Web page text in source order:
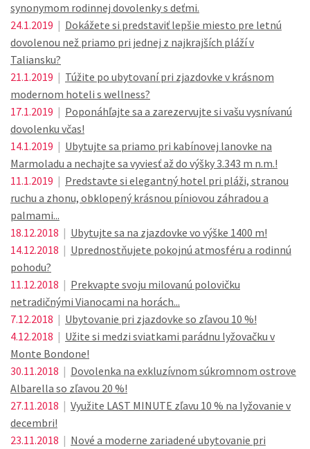
synonymom rodinnej dovolenky s deťmi.
24.1.2019 | Dokážete si predstaviť lepšie miesto pre letnú
dovolenou než priamo pri jednej z najkrajších pláží v
Taliansku?
21.1.2019 | Túžite po ubytovaní pri zjazdovke v krásnom
modernom hoteli s wellness?
17.1.2019 | Poponáhľajte sa a zarezervujte si vašu vysnívanú
dovolenku včas!
14.1.2019 | Ubytujte sa priamo pri kabínovej lanovke na
Marmoladu a nechajte sa vyviesť až do výšky 3.343 m n.m.!
11.1.2019 | Predstavte si elegantný hotel pri pláži, stranou
ruchu a zhonu, obklopený krásnou píniovou záhradou a
palmami...
18.12.2018 | Ubytujte sa na zjazdovke vo výške 1400 m!
14.12.2018 | Uprednostňujete pokojnú atmosféru a rodinnú
pohodu?
11.12.2018 | Prekvapte svoju milovanú polovičku
netradičnými Vianocami na horách...
7.12.2018 | Ubytovanie pri zjazdovke so zľavou 10 %!
4.12.2018 | Užite si medzi sviatkami parádnu lyžovačku v
Monte Bondone!
30.11.2018 | Dovolenka na exkluzívnom súkromnom ostrove
Albarella so zľavou 20 %!
27.11.2018 | Využite LAST MINUTE zľavu 10 % na lyžovanie v
decembri!
23.11.2018 | Nové a moderne zariadené ubytovanie pri